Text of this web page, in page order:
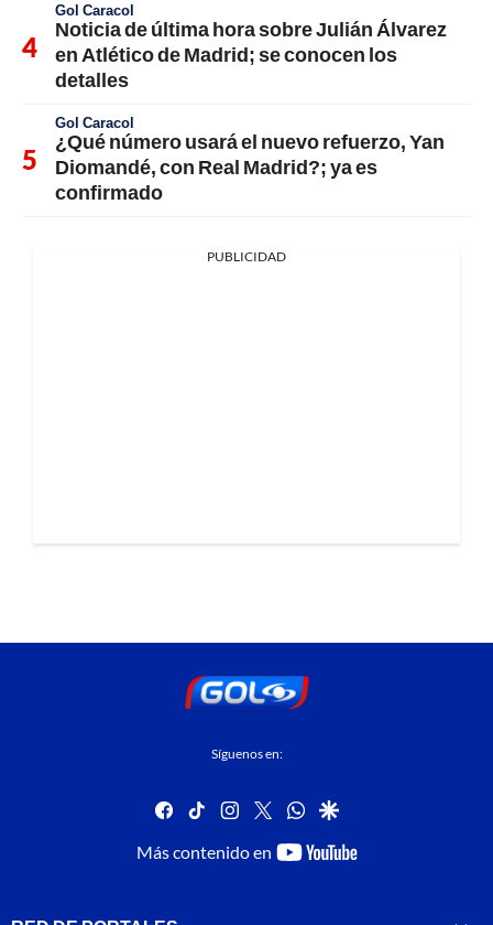
Gol Caracol
Noticia de última hora sobre Julián Álvarez
en Atlético de Madrid; se conocen los
detalles
Gol Caracol
¿Qué número usará el nuevo refuerzo, Yan
Diomandé, con Real Madrid?; ya es
confirmado
PUBLICIDAD
Síguenos en:
facebook
tiktok instagram
twitterwhatsapp
google
Más contenido en
youtube-